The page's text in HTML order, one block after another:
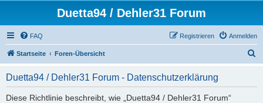
Duetta94 / Dehler31 Forum
FAQ Anmelden
Registrieren
Startseite Foren-Übersicht
Duetta94 / Dehler31 Forum - Datenschutzerklärung
Diese Richtlinie beschreibt, wie „Duetta94 / Dehler31 Forum“